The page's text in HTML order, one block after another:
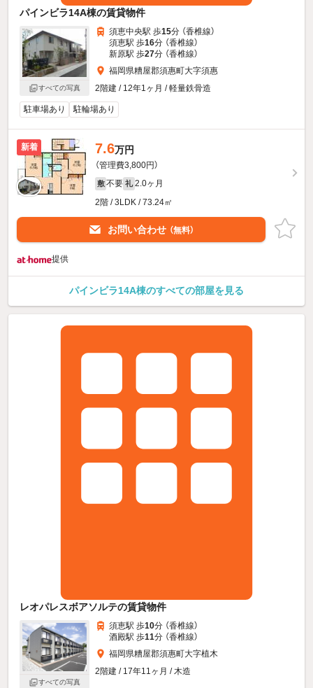
パインビラ14A棟の賃貸物件
すべての写真
須恵中央駅 歩15分 （香椎線）
須恵駅 歩16分 （香椎線）
新原駅 歩27分 （香椎線）
福岡県糟屋郡須惠町大字須惠
2階建 / 12年1ヶ月 / 軽量鉄骨造
駐車場あり 駐輪場あり
新着 7.6万円
（管理費3,800円）
敷 不要 礼 2.0ヶ月
2階 / 3LDK / 73.24㎡
お問い合わせ （無料）
提供
パインビラ14A棟のすべての部屋を見る
レオパレスボアソルテの賃貸物件
すべての写真
須恵駅 歩10分 （香椎線）
酒殿駅 歩11分 （香椎線）
福岡県糟屋郡須惠町大字植木
2階建 / 17年11ヶ月 / 木造